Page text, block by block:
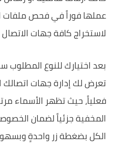
عملها فوراً في فحص ملفات
لاستخراج كافة جهات
بعد اختيارك للنوع
تعرض لك إدارة جهات اتصالك
فعلياً، حيث تظهر الأسماء
المخفية جزئياً لضمان
الكل بضغطة زر واحدةٍ